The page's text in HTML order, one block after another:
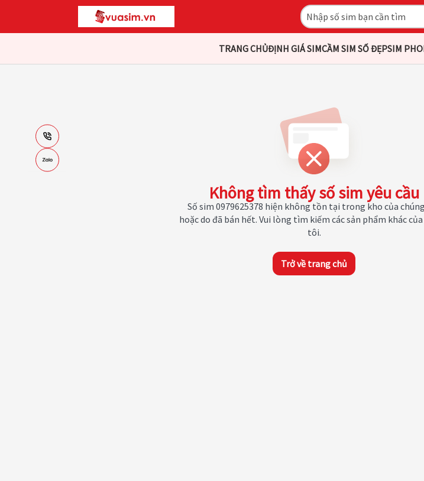
TRANG CHỦĐỊNH GIÁ SIMCẦM SIM SỐ ĐẸPSIM
Không tìm thấy số sim yêu cầu
Số sim 0979625378 hiện không tồn tại trong kho của
hoặc do đã bán hết. Vui lòng tìm kiếm các sản phẩm khác
tôi.
Trở về trang chủ